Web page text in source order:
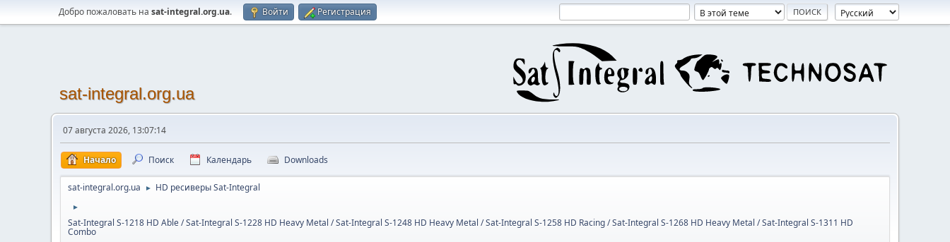
Добро пожаловать на sat-integral.org.ua. Войти Регистрация
sat-integral.org.ua
07 августа 2026, 13:07:14
Начало Поиск Календарь Downloads
sat-integral.org.ua ► HD ресиверы Sat-Integral
►
Sat-Integral S-1218 HD Able / Sat-Integral S-1228 HD Heavy Metal / Sat-Integral S-1248 HD Heavy Metal / Sat-Integral S-1258 HD Racing / Sat-Integral S-1268 HD Heavy Metal / Sat-Integral S-1311 HD
Combo